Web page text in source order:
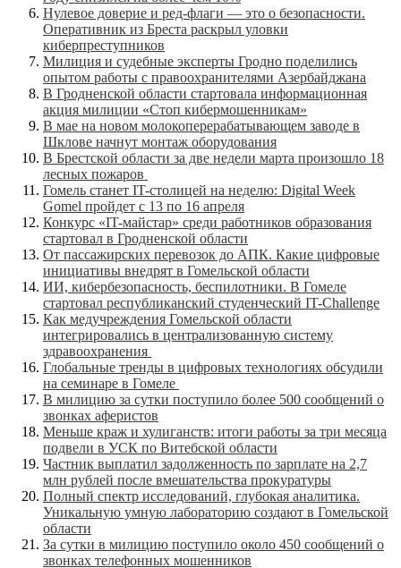
Нулевое доверие и ред-флаги — это о безопасности.
Оперативник из Бреста раскрыл уловки
киберпреступников
Милиция и судебные эксперты Гродно поделились
опытом работы с правоохранителями Азербайджана
В Гродненской области стартовала информационная
акция милиции «Стоп кибермошенникам»
В мае на новом молокоперерабатывающем заводе в
Шклове начнут монтаж оборудования
В Брестской области за две недели марта произошло 18
лесных пожаров
Гомель станет IT-столицей на неделю: Digital Week
Gomel пройдет с 13 по 16 апреля
Конкурс «IT-майстар» среди работников образования
стартовал в Гродненской области
От пассажирских перевозок до АПК. Какие цифровые
инициативы внедрят в Гомельской области
ИИ, кибербезопасность, беспилотники. В Гомеле
стартовал республиканский студенческий IT-Challenge
Как медучреждения Гомельской области
интегрировались в централизованную систему
здравоохранения
Глобальные тренды в цифровых технологиях обсудили
на семинаре в Гомеле
В милицию за сутки поступило более 500 сообщений о
звонках аферистов
Меньше краж и хулиганств: итоги работы за три месяца
подвели в УСК по Витебской области
Частник выплатил задолженность по зарплате на 2,7
млн рублей после вмешательства прокуратуры
Полный спектр исследований, глубокая аналитика.
Уникальную умную лабораторию создают в Гомельской
области
За сутки в милицию поступило около 450 сообщений о
звонках телефонных мошенников